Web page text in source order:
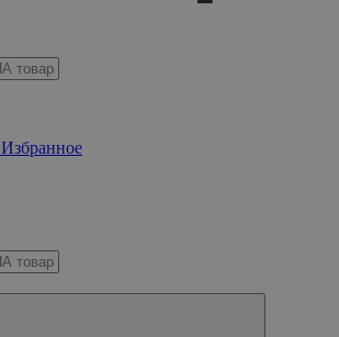
Избранное